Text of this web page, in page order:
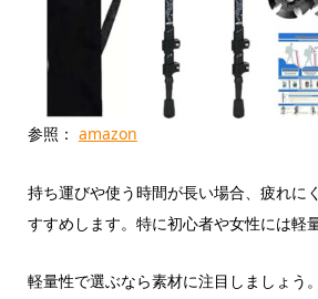
参照： amazon
持ち運びや使う時間が長い場合、疲れに
すすめします。特に初心者や女性には軽
軽量性で選ぶなら素材に注目しましょう。